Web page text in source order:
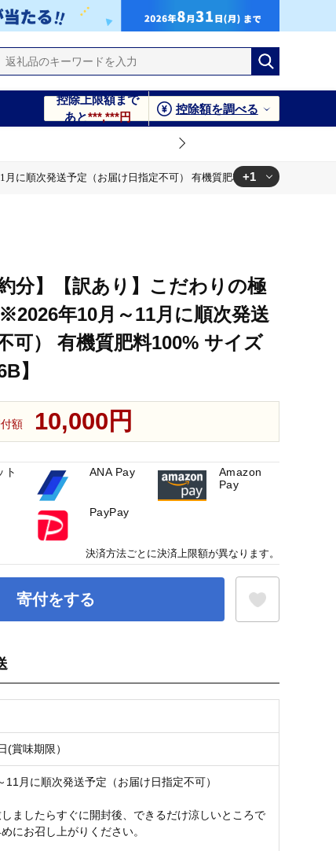
控除上限額まで
あと***,***円
控除額を調べる
に順次発送予定（お届け日指定不可） 有機質肥料100% サイズ混合
+1
分】【訳あり】こだわりの極
年10月～11月に順次発送
可） 有機質肥料100% サイズ
】
額 10,000円
寄付をする
(賞味期限）
11月に順次発送予定（お届け日指定不可）
ましたらすぐに開封後、できるだけ涼しいところで
にお召し上がりください。
ト
ANA Pay
Amazon
Pay
PayPay
決済方法ごとに決済上限額が異なります。